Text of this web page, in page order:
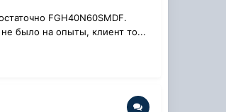
FGH40N60SMDF.
не было на опыты, клиент то...